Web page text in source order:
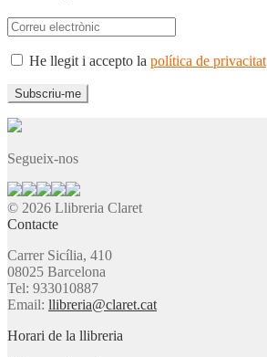
He llegit i accepto la política de privacitat
Segueix-nos
© 2026 Llibreria Claret
Contacte
Carrer Sicília, 410
08025 Barcelona
Tel: 933010887
Email: llibreria@claret.cat
Horari de la llibreria